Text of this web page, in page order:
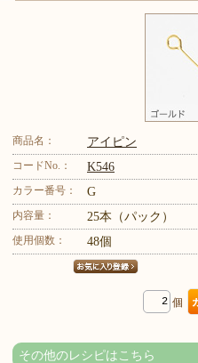
商品名： アイピン
コードNo.： K546
カラー番号： G
内容量： 25本（パック）
使用個数： 48個
個
その他のレシピはこちら